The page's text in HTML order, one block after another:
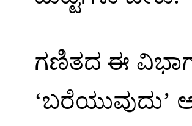
ಗಣಿತದ ಈ
‘ಬರೆಯುವುದು’